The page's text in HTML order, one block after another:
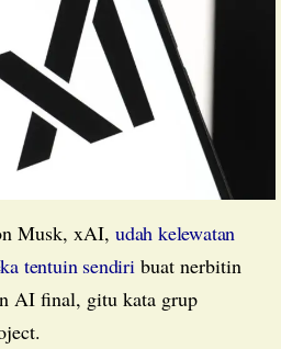
Musk, xAI, udah kelewatan
tentuin sendiribuat nerbitin
AI final, gitu kata grup